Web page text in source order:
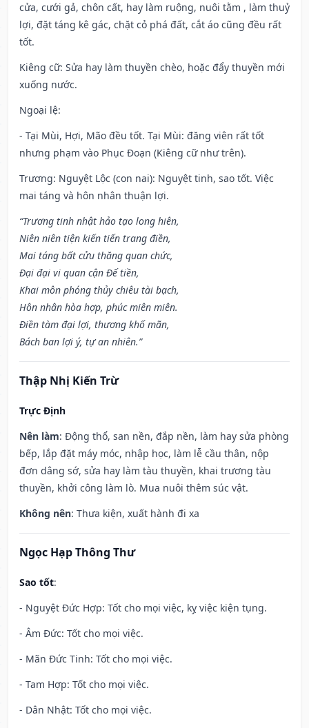
cửa, cưới gả, chôn cất, hay làm ruộng, nuôi tằm , làm thuỷ
lợi, đặt táng kê gác, chặt cỏ phá đất, cắt áo cũng đều rất
tốt.
Kiêng cữ: Sửa hay làm thuyền chèo, hoặc đẩy thuyền mới
xuống nước.
Ngoại lệ:
- Tại Mùi, Hợi, Mão đều tốt. Tại Mùi: đăng viên rất tốt
nhưng phạm vào Phục Đoạn (Kiêng cữ như trên).
Trương: Nguyệt Lộc (con nai): Nguyệt tinh, sao tốt. Việc
mai táng và hôn nhân thuận lợi.
“Trương tinh nhật hảo tạo long hiên,
Niên niên tiện kiến tiến trang điền,
Mai táng bất cửu thăng quan chức,
Đại đại vi quan cận Đế tiền,
Khai môn phóng thủy chiêu tài bạch,
Hôn nhân hòa hợp, phúc miên miên.
Điền tàm đại lợi, thương khố mãn,
Bách ban lợi ý, tự an nhiên.”
Thập Nhị Kiến Trừ
Trực Định
Nên làm: Động thổ, san nền, đắp nền, làm hay sửa phòng
bếp, lắp đặt máy móc, nhập học, làm lễ cầu thân, nộp
đơn dâng sớ, sửa hay làm tàu thuyền, khai trương tàu
thuyền, khởi công làm lò. Mua nuôi thêm súc vật.
Không nên: Thưa kiện, xuất hành đi xa
Ngọc Hạp Thông Thư
Sao tốt:
- Nguyệt Đức Hợp: Tốt cho mọi việc, kỵ việc kiện tụng.
- Âm Đức: Tốt cho mọi việc.
- Mãn Đức Tinh: Tốt cho mọi việc.
- Tam Hợp: Tốt cho mọi việc.
- Dân Nhật: Tốt cho mọi việc.